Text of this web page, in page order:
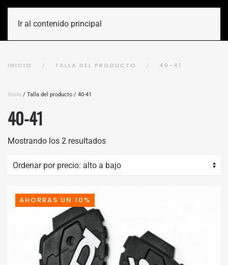
Ir al contenido principal
INICIO TALLA DEL PRODUCTO 40-41
Inicio / Talla del producto / 40-41
40-41
Mostrando los 2 resultadosOrdenado
alto
a
AHORRAS UN 10%